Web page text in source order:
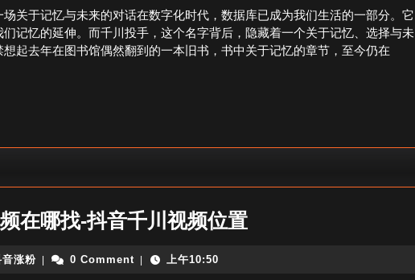
手
参
考
千
投
涨
粉
关于记忆与未来的对话在数字化时代，数据库已成为我们生活的一部分。它
记忆的延伸。而千川投手，这个名字背后，隐藏着一个关于记忆、选择与未
起去年在图书馆偶然翻到的一本旧书，书中关于记忆的章节，至今仍在
在哪找-抖音千川视频位置千
音涨粉抖
0 Comment 上午10:50